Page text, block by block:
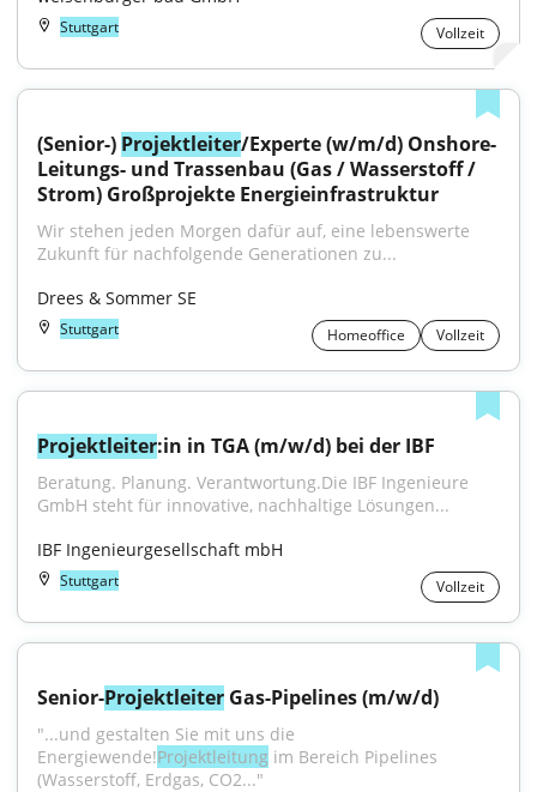
Stuttgart Vollzeit
(Senior-) Projektleiter/Experte (w/m/d) Onshore-
Leitungs- und Trassenbau (Gas / Wasserstoff /
Strom) Großprojekte Energieinfrastruktur
Wir stehen jeden Morgen dafür auf, eine lebenswerte
Zukunft für nachfolgende Generationen zu...
Drees & Sommer SE
Stuttgart Homeoffice Vollzeit
Projektleiter:in in TGA (m/w/d) bei der IBF
Beratung. Planung. Verantwortung.Die IBF Ingenieure
GmbH steht für innovative, nachhaltige Lösungen...
IBF Ingenieurgesellschaft mbH
Stuttgart Vollzeit
Senior-Projektleiter Gas-Pipelines (m/w/d)
"...und gestalten Sie mit uns die
Energiewende!Projektleitung im Bereich Pipelines
(Wasserstoff, Erdgas, CO2..."